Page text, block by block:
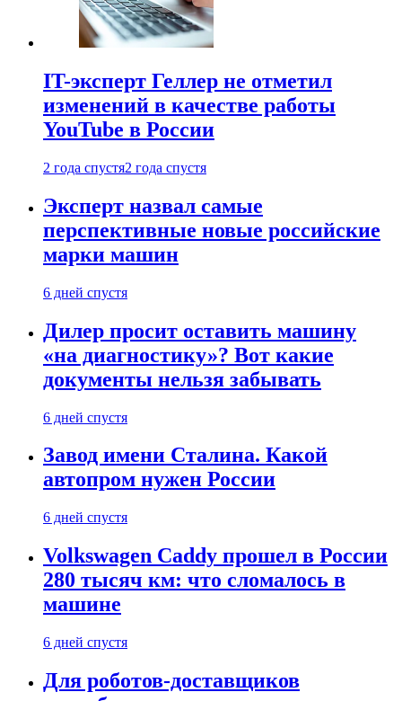
IT-эксперт Геллер не отметил
изменений в качестве работы
YouTube в России
2 года спустя2 года спустя
Эксперт назвал самые
перспективные новые российские
марки машин
6 дней спустя
Дилер просит оставить машину
«на диагностику»? Вот какие
документы нельзя забывать
6 дней спустя
Завод имени Сталина. Какой
автопром нужен России
6 дней спустя
Volkswagen Caddy прошел в России
280 тысяч км: что сломалось в
машине
6 дней спустя
Для роботов-доставщиков